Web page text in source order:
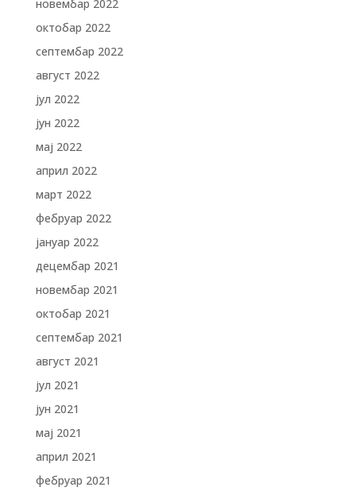
новембар 2022
октобар 2022
септембар 2022
август 2022
јул 2022
јун 2022
мај 2022
април 2022
март 2022
фебруар 2022
јануар 2022
децембар 2021
новембар 2021
октобар 2021
септембар 2021
август 2021
јул 2021
јун 2021
мај 2021
април 2021
фебруар 2021